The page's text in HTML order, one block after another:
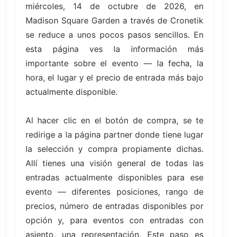
miércoles, 14 de octubre de 2026, en
Madison Square Garden a través de Cronetik
se reduce a unos pocos pasos sencillos. En
esta página ves la información más
importante sobre el evento — la fecha, la
hora, el lugar y el precio de entrada más bajo
actualmente disponible.
Al hacer clic en el botón de compra, se te
redirige a la página partner donde tiene lugar
la selección y compra propiamente dichas.
Allí tienes una visión general de todas las
entradas actualmente disponibles para ese
evento — diferentes posiciones, rango de
precios, número de entradas disponibles por
opción y, para eventos con entradas con
asiento, una representación. Este paso es